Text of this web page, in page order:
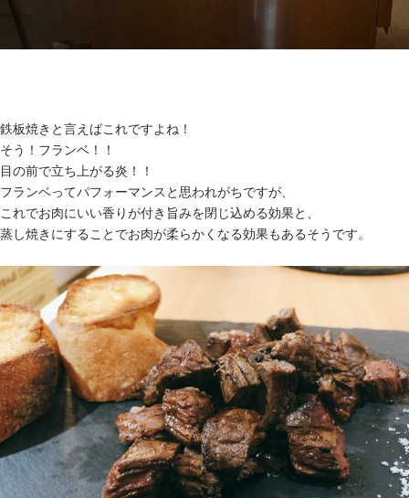
鉄板焼きと言えばこれですよね！
そう！フランベ！！
目の前で立ち上がる炎！！
フランベってパフォーマンスと思われがちですが、
これでお肉にいい香りが付き旨みを閉じ込める効果と、
蒸し焼きにすることでお肉が柔らかくなる効果もあるそうです。